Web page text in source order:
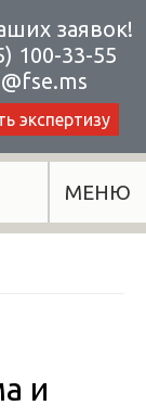
заявок!
100-33-55
экспертизу
МЕНЮ
и